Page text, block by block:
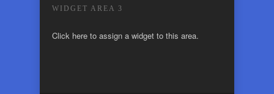
WIDGET AREA 3
Click here to assign a widget to this area.